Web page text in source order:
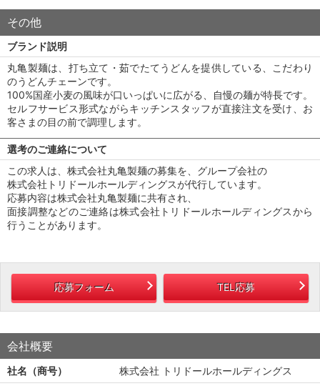
その他
ブランド説明
丸亀製麺は、打ち立て・茹でたてうどんを提供している、こだわり
のうどんチェーンです。
100%国産小麦の風味が口いっぱいに広がる、自慢の麺が特長です。
セルフサービス形式ながらキッチンスタッフが直接注文を受け、お
客さまの目の前で調理します。
選考のご連絡について
この求人は、株式会社丸亀製麺の募集を、グループ会社の
株式会社トリドールホールディングスが代行しています。
応募内容は株式会社丸亀製麺に共有され、
面接調整などのご連絡は株式会社トリドールホールディングスから
行うことがあります。
応募フォーム TEL応募
会社概要
社名（商号）
株式会社 トリドールホールディングス